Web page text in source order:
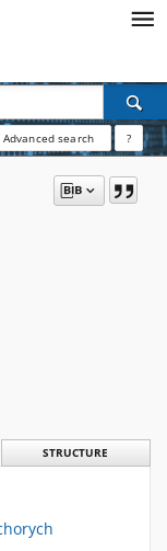
Advanced search ?
STRUCTURE